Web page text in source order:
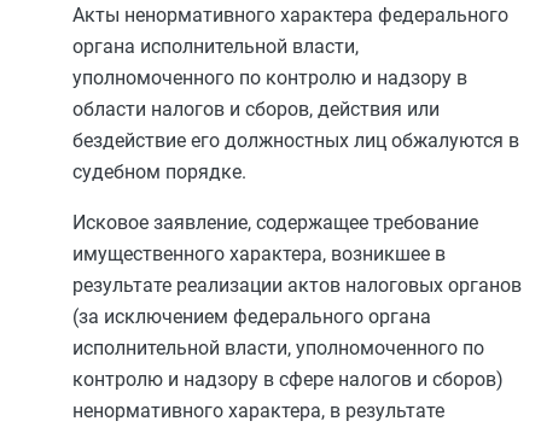
Акты ненормативного характера федерального
органа исполнительной власти,
уполномоченного по контролю и надзору в
области налогов и сборов, действия или
бездействие его должностных лиц обжалуются в
судебном порядке.
Исковое заявление, содержащее требование
имущественного характера, возникшее в
результате реализации актов налоговых органов
(за исключением федерального органа
исполнительной власти, уполномоченного по
контролю и надзору в сфере налогов и сборов)
ненормативного характера, в результате